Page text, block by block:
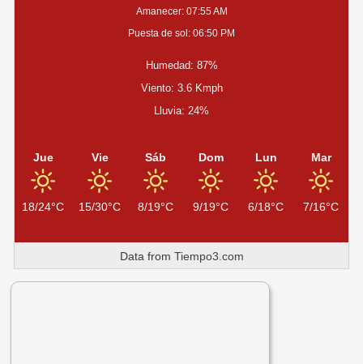
Amanecer: 07:55 AM
Puesta de sol: 06:50 PM
Humedad: 87%
Viento: 3.6 Kmph
Lluvia: 24%
Jue
18/24°C
Vie
15/30°C
Sáb
8/19°C
Dom
9/19°C
Lun
6/18°C
Mar
7/16°C
Data from Tiempo3.com